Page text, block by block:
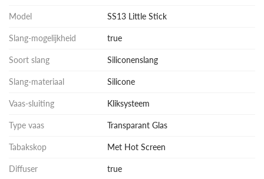
Model SS13 Little Stick
Slang-mogelijkheid true
Soort slang Siliconenslang
Slang-materiaal Silicone
Vaas-sluiting Kliksysteem
Type vaas Transparant Glas
Tabakskop Met Hot Screen
Diffuser true